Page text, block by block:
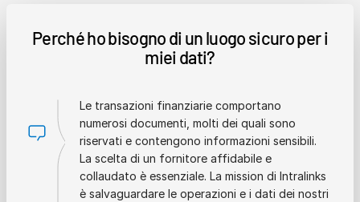
Perché ho bisogno di un luogo sicuro per i
miei dati?
Le transazioni finanziarie comportano
numerosi documenti, molti dei quali sono
riservati e contengono informazioni sensibili.
La scelta di un fornitore affidabile e
collaudato è essenziale. La mission di Intralinks
è salvaguardare le operazioni e i dati dei nostri